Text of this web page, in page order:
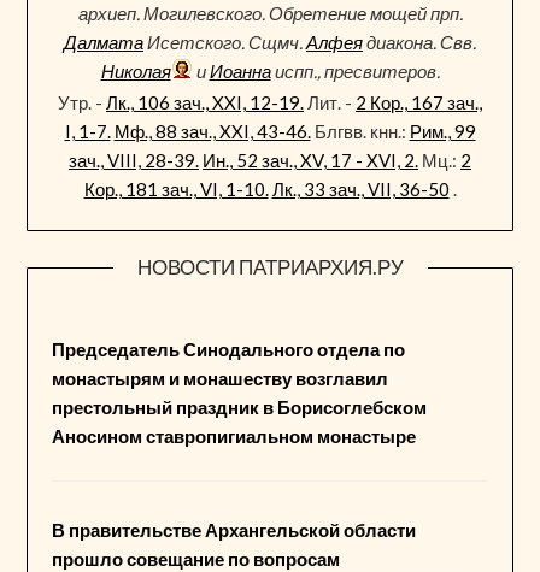
архиеп. Могилевского. Обретение мощей прп.
ДалматаИсетского. Сщмч.Алфеядиакона. Свв.
Николая
иИоаннаиспп., пресвитеров.
Утр. - Лк., 106 зач., XXI, 12-19.Лит. - 2 Кор., 167 зач.,
I, 1-7. Мф., 88 зач., XXI, 43-46.Блгвв. кнн.: Рим., 99
зач., VIII, 28-39. Ин., 52 зач., XV, 17 - XVI, 2. Мц.: 2
Кор., 181 зач., VI, 1-10.Лк., 33 зач., VII, 36-50 .
НОВОСТИ ПАТРИАРХИЯ.РУ
Председатель Синодального отдела по
монастырям и монашеству возглавил
престольный праздник в Борисоглебском
Аносином ставропигиальном монастыре
В правительстве Архангельской области
прошло совещание по вопросам